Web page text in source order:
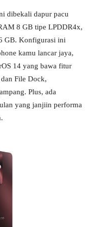
dibekali dapur pacu
8 GB tipe LPDDR4x,
GB. Konfigurasi ini
kamu lancar jaya,
14 yang bawa fitur
File Dock,
Plus, ada
yang janjiin performa